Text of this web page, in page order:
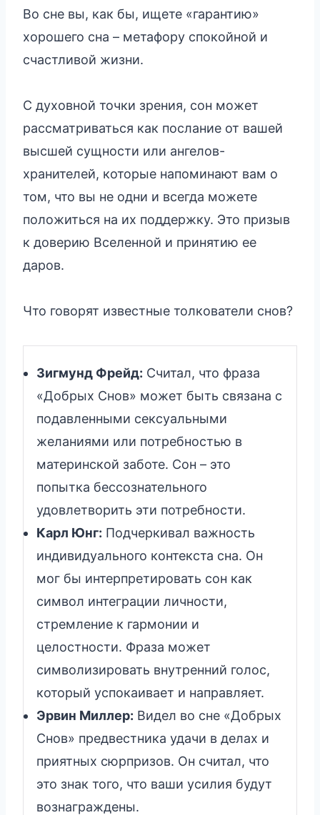
Во сне вы, как бы, ищете «гарантию»
хорошего сна – метафору спокойной и
счастливой жизни.
С духовной точки зрения, сон может
рассматриваться как послание от вашей
высшей сущности или ангелов-
хранителей, которые напоминают вам о
том, что вы не одни и всегда можете
положиться на их поддержку. Это призыв
к доверию Вселенной и принятию ее
даров.
Что говорят известные толкователи снов?
Зигмунд Фрейд: Считал, что фраза
«Добрых Снов» может быть связана с
подавленными сексуальными
желаниями или потребностью в
материнской заботе. Сон – это
попытка бессознательного
удовлетворить эти потребности.
Карл Юнг: Подчеркивал важность
индивидуального контекста сна. Он
мог бы интерпретировать сон как
символ интеграции личности,
стремление к гармонии и
целостности. Фраза может
символизировать внутренний голос,
который успокаивает и направляет.
Эрвин Миллер: Видел во сне «Добрых
Снов» предвестника удачи в делах и
приятных сюрпризов. Он считал, что
это знак того, что ваши усилия будут
вознаграждены.